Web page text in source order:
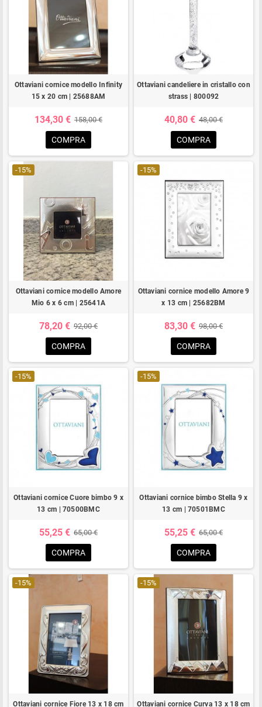
Ottaviani cornice modello Infinity
15 x 20 cm | 25688AM
134,30 € 158,00 €
COMPRA
Ottaviani candeliere in cristallo con
strass | 800092
40,80 € 48,00 €
COMPRA
-15%
Ottaviani cornice modello Amore
Mio 6 x 6 cm | 25641A
78,20 € 92,00 €
COMPRA
-15%
Ottaviani cornice modello Amore 9
x 13 cm | 25682BM
83,30 € 98,00 €
COMPRA
-15%
Ottaviani cornice Cuore bimbo 9 x
13 cm | 70500BMC
55,25 € 65,00 €
COMPRA
-15%
Ottaviani cornice bimbo Stella 9 x
13 cm | 70501BMC
55,25 € 65,00 €
COMPRA
-15%
Ottaviani cornice Fiore 13 x 18 cm
-15%
Ottaviani cornice Curva 13 x 18 cm